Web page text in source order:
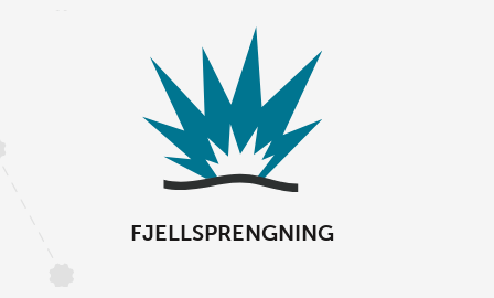
FJELLSPRENGNING